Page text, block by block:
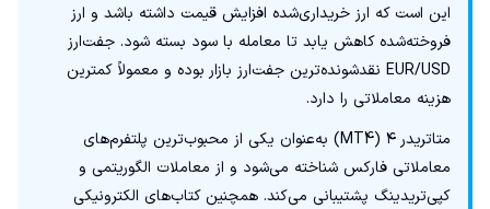
این است که ارز خریداری‌شده افزایش قیمت داشته باشد و ارز
فروخته‌شده کاهش یابد تا معامله با سود بسته شود. جفت‌ارز
EUR/USD نقدشونده‌ترین جفت‌ارز بازار بوده و معمولاً کمترین
هزینه معاملاتی را دارد.
متاتریدر ۴ (MT4) به‌عنوان یکی از محبوب‌ترین پلتفرم‌های
معاملاتی فارکس شناخته می‌شود و از معاملات الگوریتمی و
کپی‌تریدینگ پشتیبانی می‌کند. همچنین کتاب‌های الکترونیکی